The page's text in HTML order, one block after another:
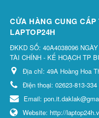
CỬA HÀNG CUNG
LAPTOP24H
ĐKKD SỐ: 40A4038096
TÀI CHÍNH - KẾ HOẠCH TP
Địa chỉ: 49A Hoàng Hoa
Điện thoại: 02623-813-334
Email:
Website: http://